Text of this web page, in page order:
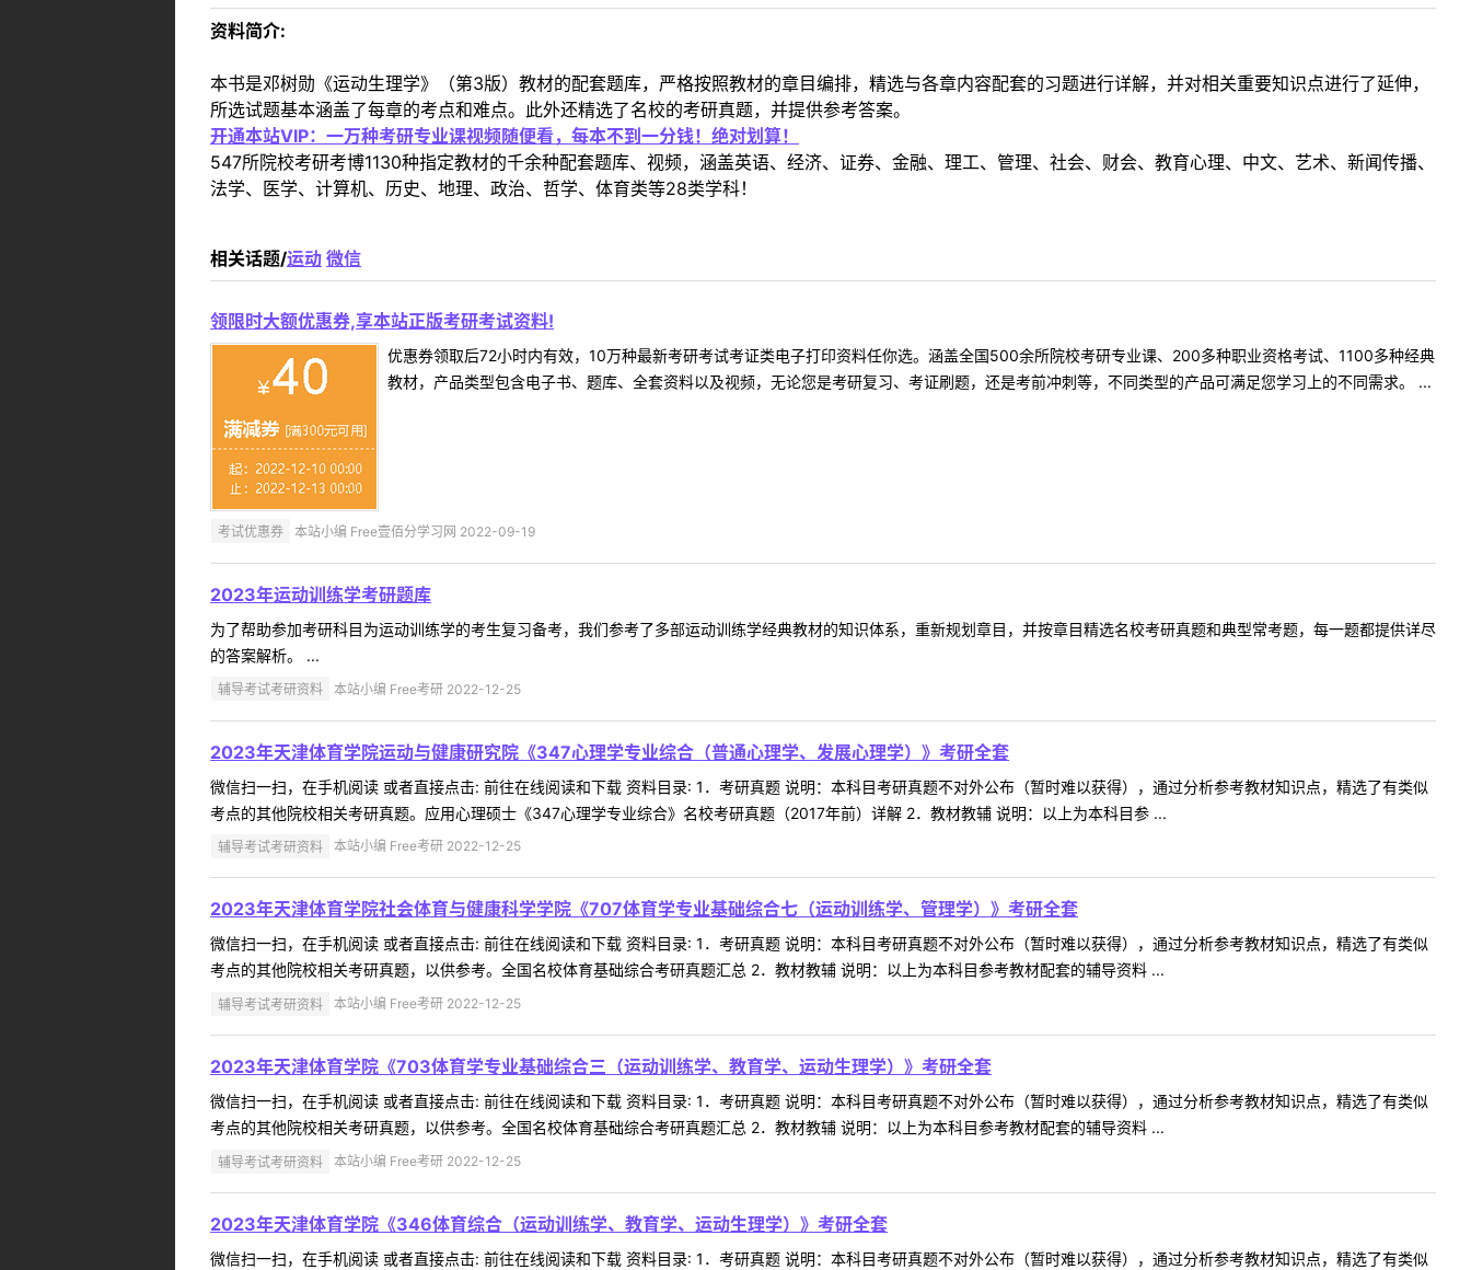
资料简介:
本书是邓树勋《运动生理学》（第3版）教材的配套题库，严格按照教材的章目编排，精选与各章内容配套的习题进行详解，并对相关重要知识点进行了延伸，
所选试题基本涵盖了每章的考点和难点。此外还精选了名校的考研真题，并提供参考答案。
开通本站VIP：一万种考研专业课视频随便看，每本不到一分钱！绝对划算！
547所院校考研考博1130种指定教材的千余种配套题库、视频，涵盖英语、经济、证券、金融、理工、管理、社会、财会、教育心理、中文、艺术、新闻传播、
法学、医学、计算机、历史、地理、政治、哲学、体育类等28类学科！
相关话题/运动 微信
领限时大额优惠券,享本站正版考研考试资料!
优惠券领取后72小时内有效，10万种最新考研考试考证类电子打印资料任你选。涵盖全国500余所院校考研专业课、200多种职业资格考试、1100多种经典
教材，产品类型包含电子书、题库、全套资料以及视频，无论您是考研复习、考证刷题，还是考前冲刺等，不同类型的产品可满足您学习上的不同需求。 ...
考试优惠券 本站小编 Free壹佰分学习网 2022-09-19
2023年运动训练学考研题库
为了帮助参加考研科目为运动训练学的考生复习备考，我们参考了多部运动训练学经典教材的知识体系，重新规划章目，并按章目精选名校考研真题和典型常考题，每一题都提供详尽
的答案解析。 ...
辅导考试考研资料 本站小编 Free考研 2022-12-25
2023年天津体育学院运动与健康研究院《347心理学专业综合（普通心理学、发展心理学）》考研全套
微信扫一扫，在手机阅读 或者直接点击: 前往在线阅读和下载 资料目录: 1．考研真题 说明：本科目考研真题不对外公布（暂时难以获得），通过分析参考教材知识点，精选了有类似
考点的其他院校相关考研真题。应用心理硕士《347心理学专业综合》名校考研真题（2017年前）详解 2．教材教辅 说明：以上为本科目参 ...
辅导考试考研资料 本站小编 Free考研 2022-12-25
2023年天津体育学院社会体育与健康科学学院《707体育学专业基础综合七（运动训练学、管理学）》考研全套
微信扫一扫，在手机阅读 或者直接点击: 前往在线阅读和下载 资料目录: 1．考研真题 说明：本科目考研真题不对外公布（暂时难以获得），通过分析参考教材知识点，精选了有类似
考点的其他院校相关考研真题，以供参考。全国名校体育基础综合考研真题汇总 2．教材教辅 说明：以上为本科目参考教材配套的辅导资料 ...
辅导考试考研资料 本站小编 Free考研 2022-12-25
2023年天津体育学院《703体育学专业基础综合三（运动训练学、教育学、运动生理学）》考研全套
微信扫一扫，在手机阅读 或者直接点击: 前往在线阅读和下载 资料目录: 1．考研真题 说明：本科目考研真题不对外公布（暂时难以获得），通过分析参考教材知识点，精选了有类似
考点的其他院校相关考研真题，以供参考。全国名校体育基础综合考研真题汇总 2．教材教辅 说明：以上为本科目参考教材配套的辅导资料 ...
辅导考试考研资料 本站小编 Free考研 2022-12-25
2023年天津体育学院《346体育综合（运动训练学、教育学、运动生理学）》考研全套
微信扫一扫，在手机阅读 或者直接点击: 前往在线阅读和下载 资料目录: 1．考研真题 说明：本科目考研真题不对外公布（暂时难以获得），通过分析参考教材知识点，精选了有类似